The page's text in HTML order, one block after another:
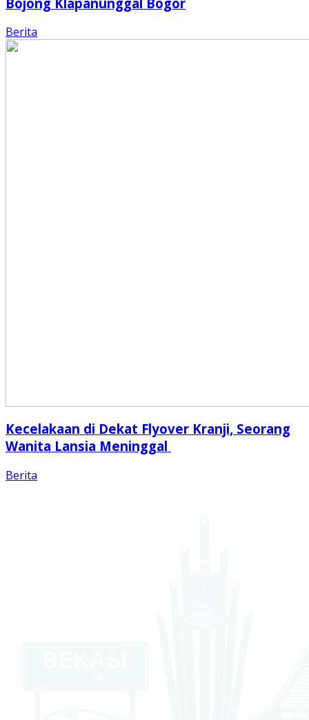
Berita
Kecelakaan di Dekat Flyover Kranji, Seorang
Wanita Lansia Meninggal
Berita